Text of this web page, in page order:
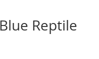
Reptile